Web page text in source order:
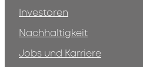
Investoren
Nachhaltigkeit
Jobs und Karriere